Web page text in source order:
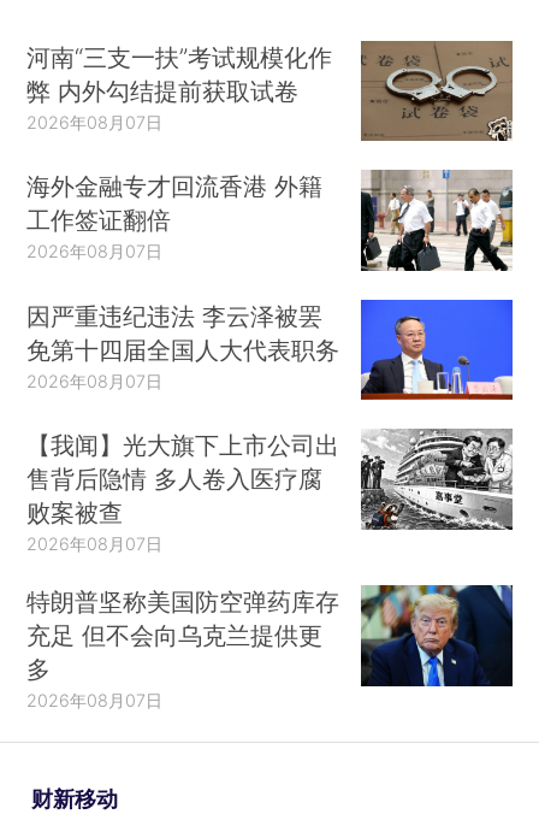
主任、复旦大学附属华山医院感染科主任张文宏在
峰会上表示，中国一定要保证战略定力，保持非常
低的流行率、病死率是基本目标，在非常稳定的疫
情防控中，对防控策略进行进一步地改变、改进、
改善，这非常关键。
11月13日，中国ESG30人论坛2021年会举行，
全国社保基金理事会副理事长陈文辉、国家发改委
经济研究所副所长吴萨、中国普惠金融研究院院长
贝多广、万科集团
等嘉宾热议“ESG助力
书》重磅发布，关注中国ESG的实践与发展，进一
步推动行业讨论。
作为财新传媒最具影响力的品牌会议，“财新峰
之一，已成功举办十一届。每年邀请百余位全球
政、商、学界精英发表演讲，交流思想，千余位参
会嘉宾，上百家国内外主流媒体参与报道，在经济
河南“三支一扶”考试规模化作
弊 内外勾结提前获取试卷
2026年08月07日
海外金融专才回流香港 外籍
工作签证翻倍
2026年08月07日
因严重违纪违法 李云泽被罢
免第十四届全国人大代表职务
2026年08月07日
【我闻】光大旗下上市公司出
售背后隐情 多人卷入医疗腐
败案被查
2026年08月07日
特朗普坚称美国防空弹药库存
充足 但不会向乌克兰提供更
多
2026年08月07日
财新移动